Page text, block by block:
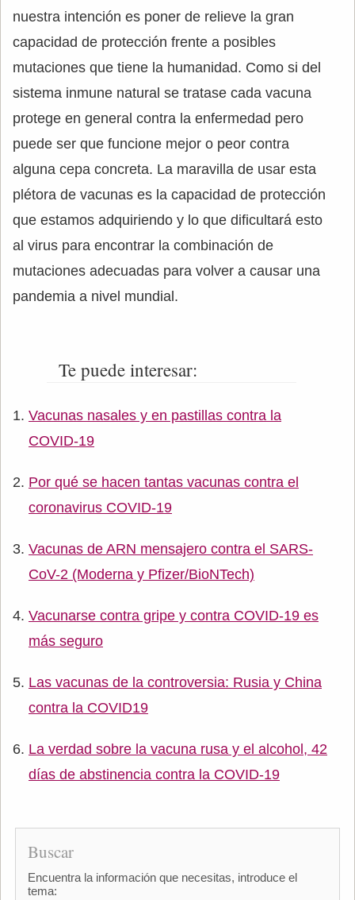
nuestra intención es poner de relieve la gran
capacidad de protección frente a posibles
mutaciones que tiene la humanidad. Como si del
sistema inmune natural se tratase cada vacuna
protege en general contra la enfermedad pero
puede ser que funcione mejor o peor contra
alguna cepa concreta. La maravilla de usar esta
plétora de vacunas es la capacidad de protección
que estamos adquiriendo y lo que dificultará esto
al virus para encontrar la combinación de
mutaciones adecuadas para volver a causar una
pandemia a nivel mundial.
Te puede interesar:
Vacunas nasales y en pastillas contra la
COVID-19
Por qué se hacen tantas vacunas contra el
coronavirus COVID-19
Vacunas de ARN mensajero contra el SARS-
CoV-2 (Moderna y Pfizer/BioNTech)
Vacunarse contra gripe y contra COVID-19 es
más seguro
Las vacunas de la controversia: Rusia y China
contra la COVID19
La verdad sobre la vacuna rusa y el alcohol, 42
días de abstinencia contra la COVID-19
Buscar
Encuentra la información que necesitas, introduce el
tema: